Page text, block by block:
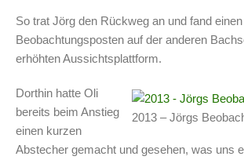
So trat Jörg den Rückweg an und fand
Beobachtungsposten auf der anderen
erhöhten Aussichtsplattform.
2013 – Jörgs
Dorthin hatte Oli
bereits beim Anstieg
einen kurzen
Abstecher gemacht und gesehen, was uns